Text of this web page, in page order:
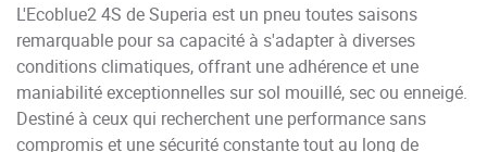
L'Ecoblue2 4S de Superia est un pneu toutes saisons
remarquable pour sa capacité à s'adapter à diverses
conditions climatiques, offrant une adhérence et une
maniabilité exceptionnelles sur sol mouillé, sec ou enneigé.
Destiné à ceux qui recherchent une performance sans
compromis et une sécurité constante tout au long de